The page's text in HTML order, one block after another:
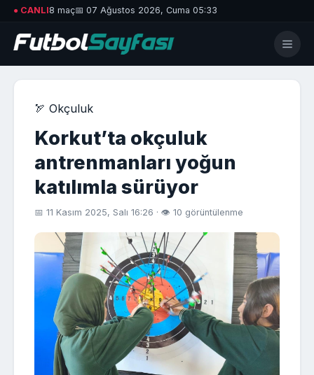
● CANLI8 maç📅 07 Ağustos 2026, Cuma 05:33
🏹 Okçuluk
Korkut’ta okçuluk
antrenmanları yoğun
katılımla sürüyor
📅 11 Kasım 2025, Salı 16:26 · 👁 10 görüntülenme